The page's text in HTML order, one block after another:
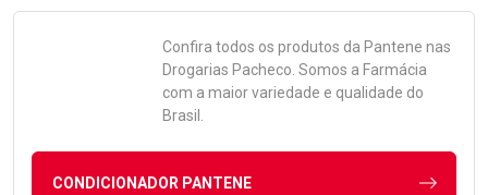
Confira todos os produtos da Pantene nas
Drogarias Pacheco. Somos a Farmácia
com a maior variedade e qualidade do
Brasil.
CONDICIONADOR PANTENE